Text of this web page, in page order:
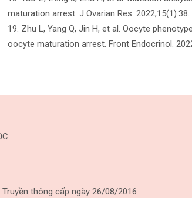
maturation arrest. J Ovarian Res.
19. Zhu L, Yang Q, Jin H, et al. Oocyte
oocyte maturation arrest. Front Endocrinol.
thông cấp ngày 26/08/2016